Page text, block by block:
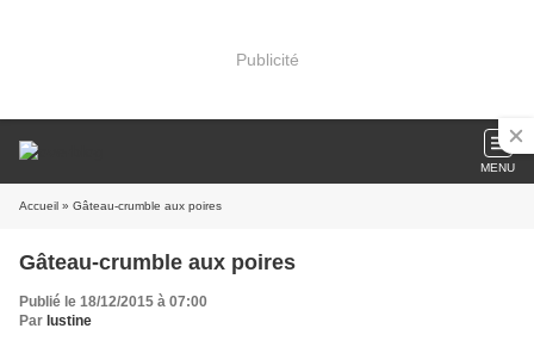
Publicité
MENU
Accueil » Gâteau-crumble aux poires
Gâteau-crumble aux poires
Publié le 18/12/2015 à 07:00
Par lustine